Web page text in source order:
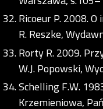
Ricoeur P. 2008.
R. Reszke,
Rorty R. 2009.
W.J. Popowski,
Schelling F.W.
Krzemieniowa,